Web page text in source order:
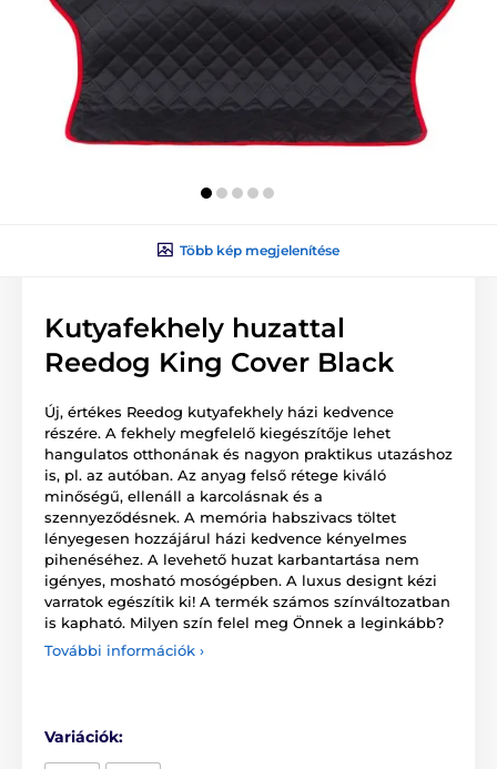
Több kép megjelenítése
Kutyafekhely huzattal
Reedog King Cover Black
Új, értékes Reedog kutyafekhely házi kedvence
részére. A fekhely megfelelő kiegészítője lehet
hangulatos otthonának és nagyon praktikus utazáshoz
is, pl. az autóban. Az anyag felső rétege kiváló
minőségű, ellenáll a karcolásnak és a
szennyeződésnek. A memória habszivacs töltet
lényegesen hozzájárul házi kedvence kényelmes
pihenéséhez. A levehető huzat karbantartása nem
igényes, mosható mosógépben. A luxus designt kézi
varratok egészítik ki! A termék számos színváltozatban
is kapható. Milyen szín felel meg Önnek a leginkább?
További információk ›
Variációk: